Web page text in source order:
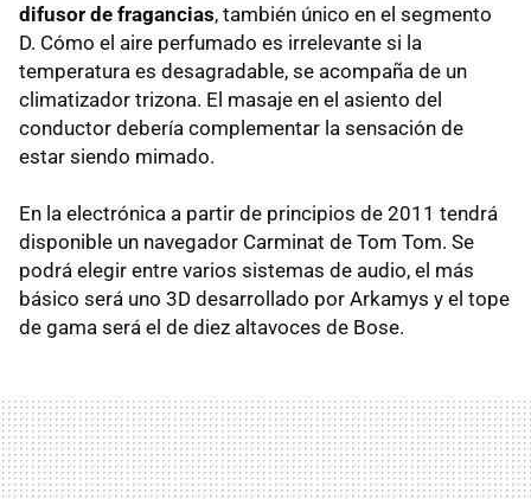
difusor de fragancias, también único en el segmento
D. Cómo el aire perfumado es irrelevante si la
temperatura es desagradable, se acompaña de un
climatizador trizona. El masaje en el asiento del
conductor debería complementar la sensación de
estar siendo mimado.
En la electrónica a partir de principios de 2011 tendrá
disponible un navegador Carminat de Tom Tom. Se
podrá elegir entre varios sistemas de audio, el más
básico será uno 3D desarrollado por Arkamys y el tope
de gama será el de diez altavoces de Bose.